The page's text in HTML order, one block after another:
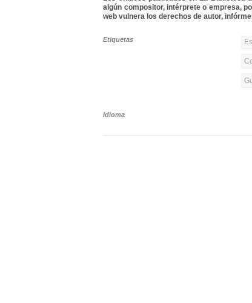
algún compositor, intérprete o empresa,
web vulnera los derechos de autor,
Etiquetas
Idioma